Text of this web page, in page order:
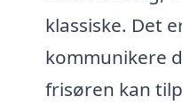
klassiske. Det
kommunikere
frisøren kan